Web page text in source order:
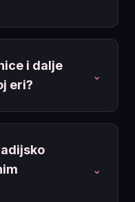
i dalje
eri?
⌄
⌄